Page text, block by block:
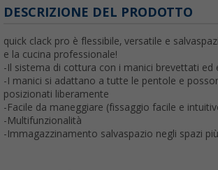
DESCRIZIONE DEL PRODOTTO
quick clack pro è flessibile, versatile e
e la cucina professionale!
-Il sistema di cottura con i manici brevettati ed
-I manici si adattano a tutte le pentole e
posizionati liberamente
-Facile da maneggiare (fissaggio facile e
-Multifunzionalità
-Immagazzinamento salvaspazio negli spazi